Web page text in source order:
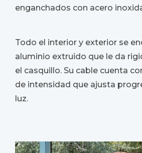
enganchados con acero
Todo el interior y exterior se
aluminio extruido que le da
el casquillo. Su cable cuenta
de intensidad que ajusta
luz.